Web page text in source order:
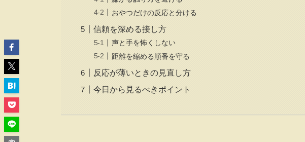
おやつだけの反応と分ける
信頼を深める接し方
声と手を怖くしない
距離を縮める順番を守る
反応が薄いときの見直し方
今日から見るべきポイント